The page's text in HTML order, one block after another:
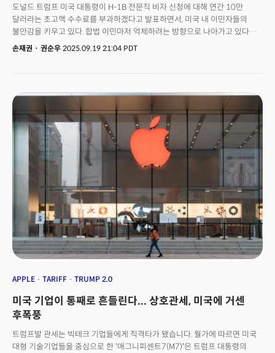
도널드 트럼프 미국 대통령이 H-1B 전문직 비자 신청에 대해 연간 10만
달러라는 초고액 수수료를 부과하겠다고 발표하면서, 미국 내 이민자들의
불안감을 키우고 있다. 합법 이민마저 억제하려는 방향으로 나아가고 있다는
것이다. 도널드 트럼프 대통령은 지난 19일(현지시간) 전문직 단기 취업(H-
215달러와 I-129 양식 제출비 780달러로 총 995달러 정도였다. 하지만 새
정책이 시행되면 수수료가 100배 넘게 폭등하게 된다. 이 정책의 후폭풍은
즉각적이고 파괴적이었다. 애플, 메타, 구글 아마존, 마이크로소프트(MS) 등
외국 전문 인력 고용에 크게 의존해온 빅테크 기업은 초비상 사태다. 이들은
한해 최소 1만건, 최소 수천건의 H-1B 비자를 확보하고 해외(주로 인도, 중국
등) 인력을 확보하려 했기 때문이다. 아마존은 조치 발표 직후 전직원들에게
긴급 지침을 내리고 H-1B 소지 직원들에게 “해외 출장을 자제하고 현재
해외에 있는 직원은 21일까지 반드시 미국으로 복귀하라”고 통보했다.
마이크로소프트도 “H-1B 비자 소비자는 미국내 머물라”고 권고하고 비상
대응에 나섰다. 파장이 크자 백악관은 관계자는 20일, “해당 수수료는 오직
신규 비자 신청자에게만 적용되며 기존 비자 소지자나 갱신 신청자에게는
적용되지 않는다"고 말하며 파장을 축소하려 했다. 그러나 수수료가
없어지지는 않기 때문에 대세를 바꿀 수는 없을 것으로 보인다. H-1B 비자는
실리콘밸리와 글로벌 기업들이 외국 전문 인력을 채용하는 핵심 경로였지만
한국인들은 H-1B 비자를 통해 일할 수 있는 기회를 얻은 인재들이 인도나
아니다. 그러나 이번 사건은 미국의 향후 방향 뿐 아니라 한국의 정책적 대응에
중요한 시사점을 주기 때문에 중요하게 봐야 한다.
손재권 · 권순우 2025.09.19 21:04 PDT
APPLE TARIFF TRUMP 2.0
미국 기업이 통째로 흔들린다... 상호관세, 미국에 거센
후폭풍
트럼프발 관세는 빅테크 기업들에게 직격타가 됐습니다. 월가에 따르면 미국
대형 기술기업들을 중심으로 한 '매그니피센트7(M7)'은 트럼프 대통령의